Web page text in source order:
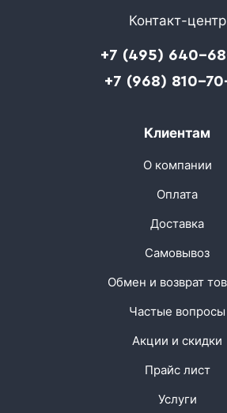
Контакт-центр
+7 (495) 640-
+7 (968) 810-
Клиентам
О компании
Оплата
Доставка
Самовывоз
Обмен и возврат
Частые вопросы
Акции и скидки
Прайс лист
Услуги